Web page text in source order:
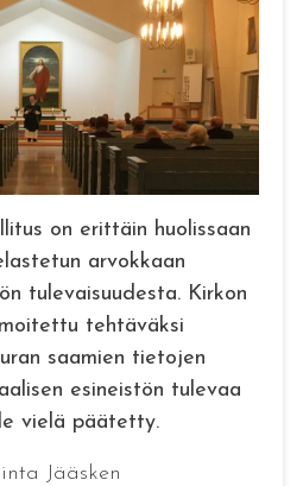
on erittäin huolissaan
arvokkaan
tulevaisuudesta. Kirkon
tehtäväksi
saamien tietojen
esineistön tulevaa
vielä päätetty.
Jääsken